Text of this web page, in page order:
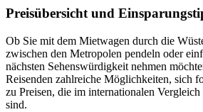
Preisübersicht und
Ob Sie mit dem Mietwagen durch die
zwischen den Metropolen pendeln oder
nächsten Sehenswürdigkeit nehmen
Reisenden zahlreiche Möglichkeiten, sich
zu Preisen, die im internationalen
sind.